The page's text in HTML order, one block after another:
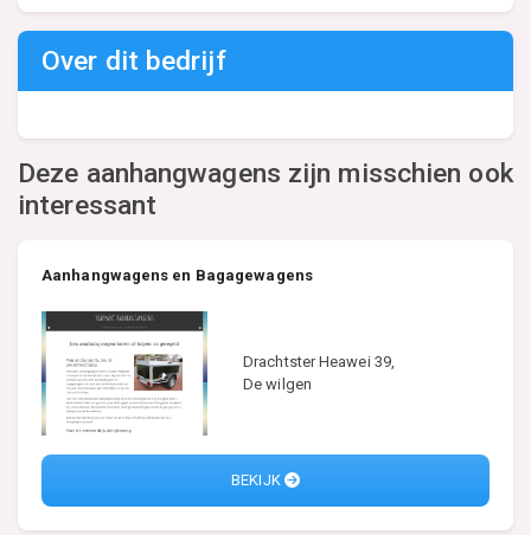
Over dit bedrijf
Deze aanhangwagens zijn misschien ook
interessant
Aanhangwagens en Bagagewagens
Drachtster Heawei 39,
De wilgen
BEKIJK